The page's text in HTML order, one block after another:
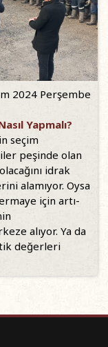
2024 Perşembe
Yapmalı?
seçim
peşinde olan
idrak
alamıyor. Oysa
için artı-
alıyor. Ya da
değerleri